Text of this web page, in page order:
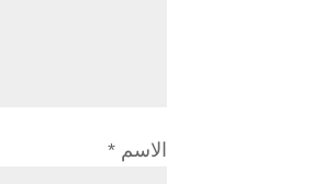
الاسم *